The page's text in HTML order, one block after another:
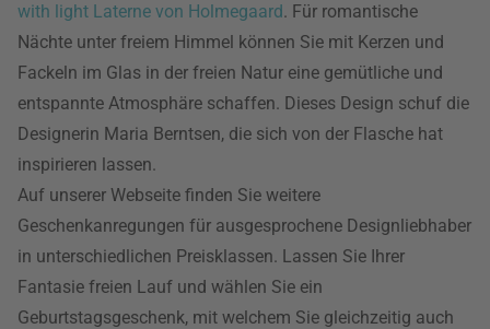
with light Laterne von Holmegaard. Für romantische
Nächte unter freiem Himmel können Sie mit Kerzen und
Fackeln im Glas in der freien Natur eine gemütliche und
entspannte Atmosphäre schaffen. Dieses Design schuf die
Designerin Maria Berntsen, die sich von der Flasche hat
inspirieren lassen.
Auf unserer Webseite finden Sie weitere
Geschenkanregungen für ausgesprochene Designliebhaber
in unterschiedlichen Preisklassen. Lassen Sie Ihrer
Fantasie freien Lauf und wählen Sie ein
Geburtstagsgeschenk, mit welchem Sie gleichzeitig auch